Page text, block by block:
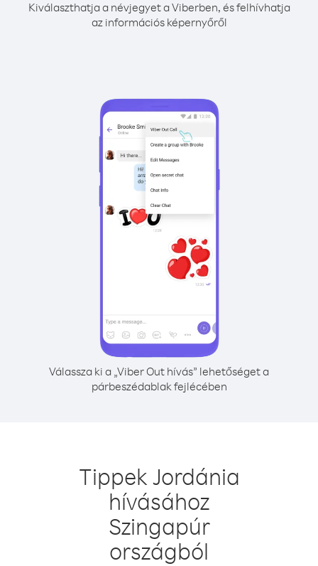
Kiválaszthatja a névjegyet a Viberben, és felhívhatja
az információs képernyőről
Válassza ki a „Viber Out hívás” lehetőséget a
párbeszédablak fejlécében
Tippek Jordánia
hívásához
Szingapúr
országból